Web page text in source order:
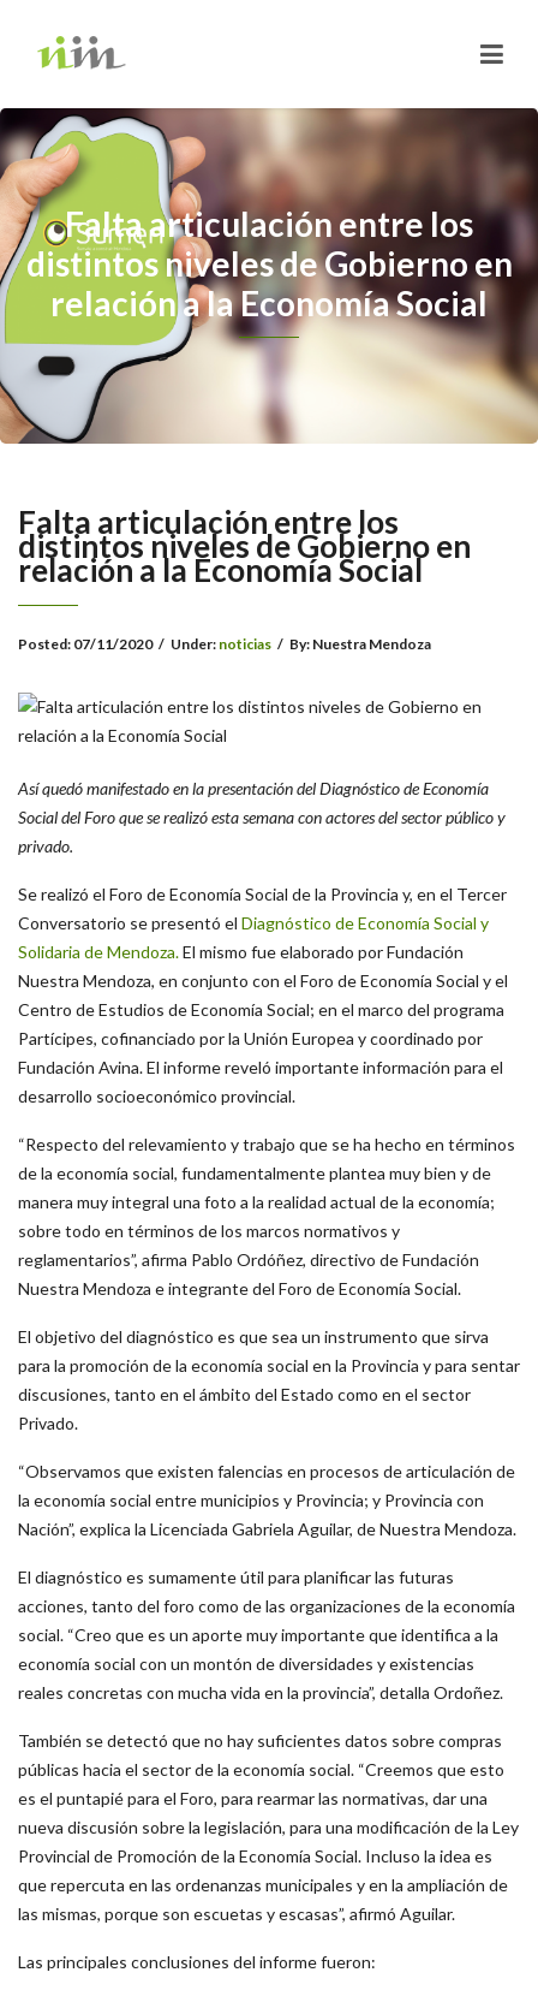
Falta articulación entre los
distintos niveles de Gobierno en
relación a la Economía Social
Falta articulación entre los
distintos niveles de Gobierno en
relación a la Economía Social
Posted: 07/11/2020 / Under: noticias / By: Nuestra Mendoza
Así quedó manifestado en la presentación del Diagnóstico de Economía
Social del Foro que se realizó esta semana con actores del sector público y
privado.
Se realizó el Foro de Economía Social de la Provincia y, en el Tercer
Conversatorio se presentó el Diagnóstico de Economía Social y
Solidaria de Mendoza.El mismo fue elaborado por Fundación
Nuestra Mendoza, en conjunto con el Foro de Economía Social y el
Centro de Estudios de Economía Social; en el marco del programa
Partícipes, cofinanciado por la Unión Europea y coordinado por
Fundación Avina. El informe reveló importante información para el
desarrollo socioeconómico provincial.
“Respecto del relevamiento y trabajo que se ha hecho en términos
de la economía social, fundamentalmente plantea muy bien y de
manera muy integral una foto a la realidad actual de la economía;
sobre todo en términos de los marcos normativos y
reglamentarios”, afirma Pablo Ordóñez, directivo de Fundación
Nuestra Mendoza e integrante del Foro de Economía Social.
El objetivo del diagnóstico es que sea un instrumento que sirva
para la promoción de la economía social en la Provincia y para sentar
discusiones, tanto en el ámbito del Estado como en el sector
Privado.
“Observamos que existen falencias en procesos de articulación de
la economía social entre municipios y Provincia; y Provincia con
Nación”, explica la Licenciada Gabriela Aguilar, de Nuestra Mendoza.
El diagnóstico es sumamente útil para planificar las futuras
acciones, tanto del foro como de las organizaciones de la economía
social. “Creo que es un aporte muy importante que identifica a la
economía social con un montón de diversidades y existencias
reales concretas con mucha vida en la provincia”, detalla Ordoñez.
También se detectó que no hay suficientes datos sobre compras
públicas hacia el sector de la economía social. “Creemos que esto
es el puntapié para el Foro, para rearmar las normativas, dar una
nueva discusión sobre la legislación, para una modificación de la Ley
Provincial de Promoción de la Economía Social. Incluso la idea es
que repercuta en las ordenanzas municipales y en la ampliación de
las mismas, porque son escuetas y escasas”, afirmó Aguilar.
Las principales conclusiones del informe fueron: